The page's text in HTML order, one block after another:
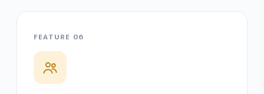
FEATURE 06